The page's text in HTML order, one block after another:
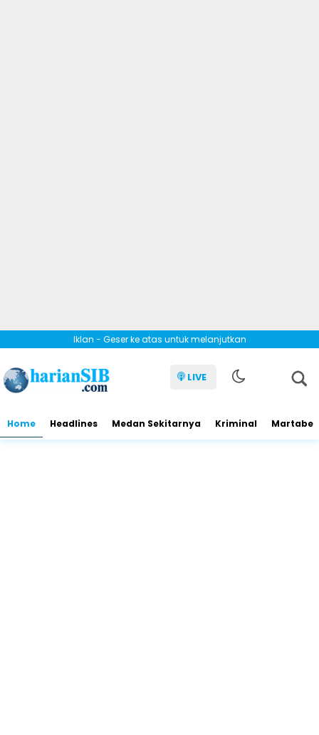
Iklan - Geser ke atas untuk melanjutkan
LIVE
Home Headlines Medan Sekitarnya Kriminal Martabe